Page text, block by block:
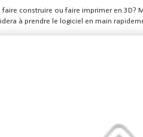
construire ou faire imprimer en 3D?
à prendre le logiciel en main